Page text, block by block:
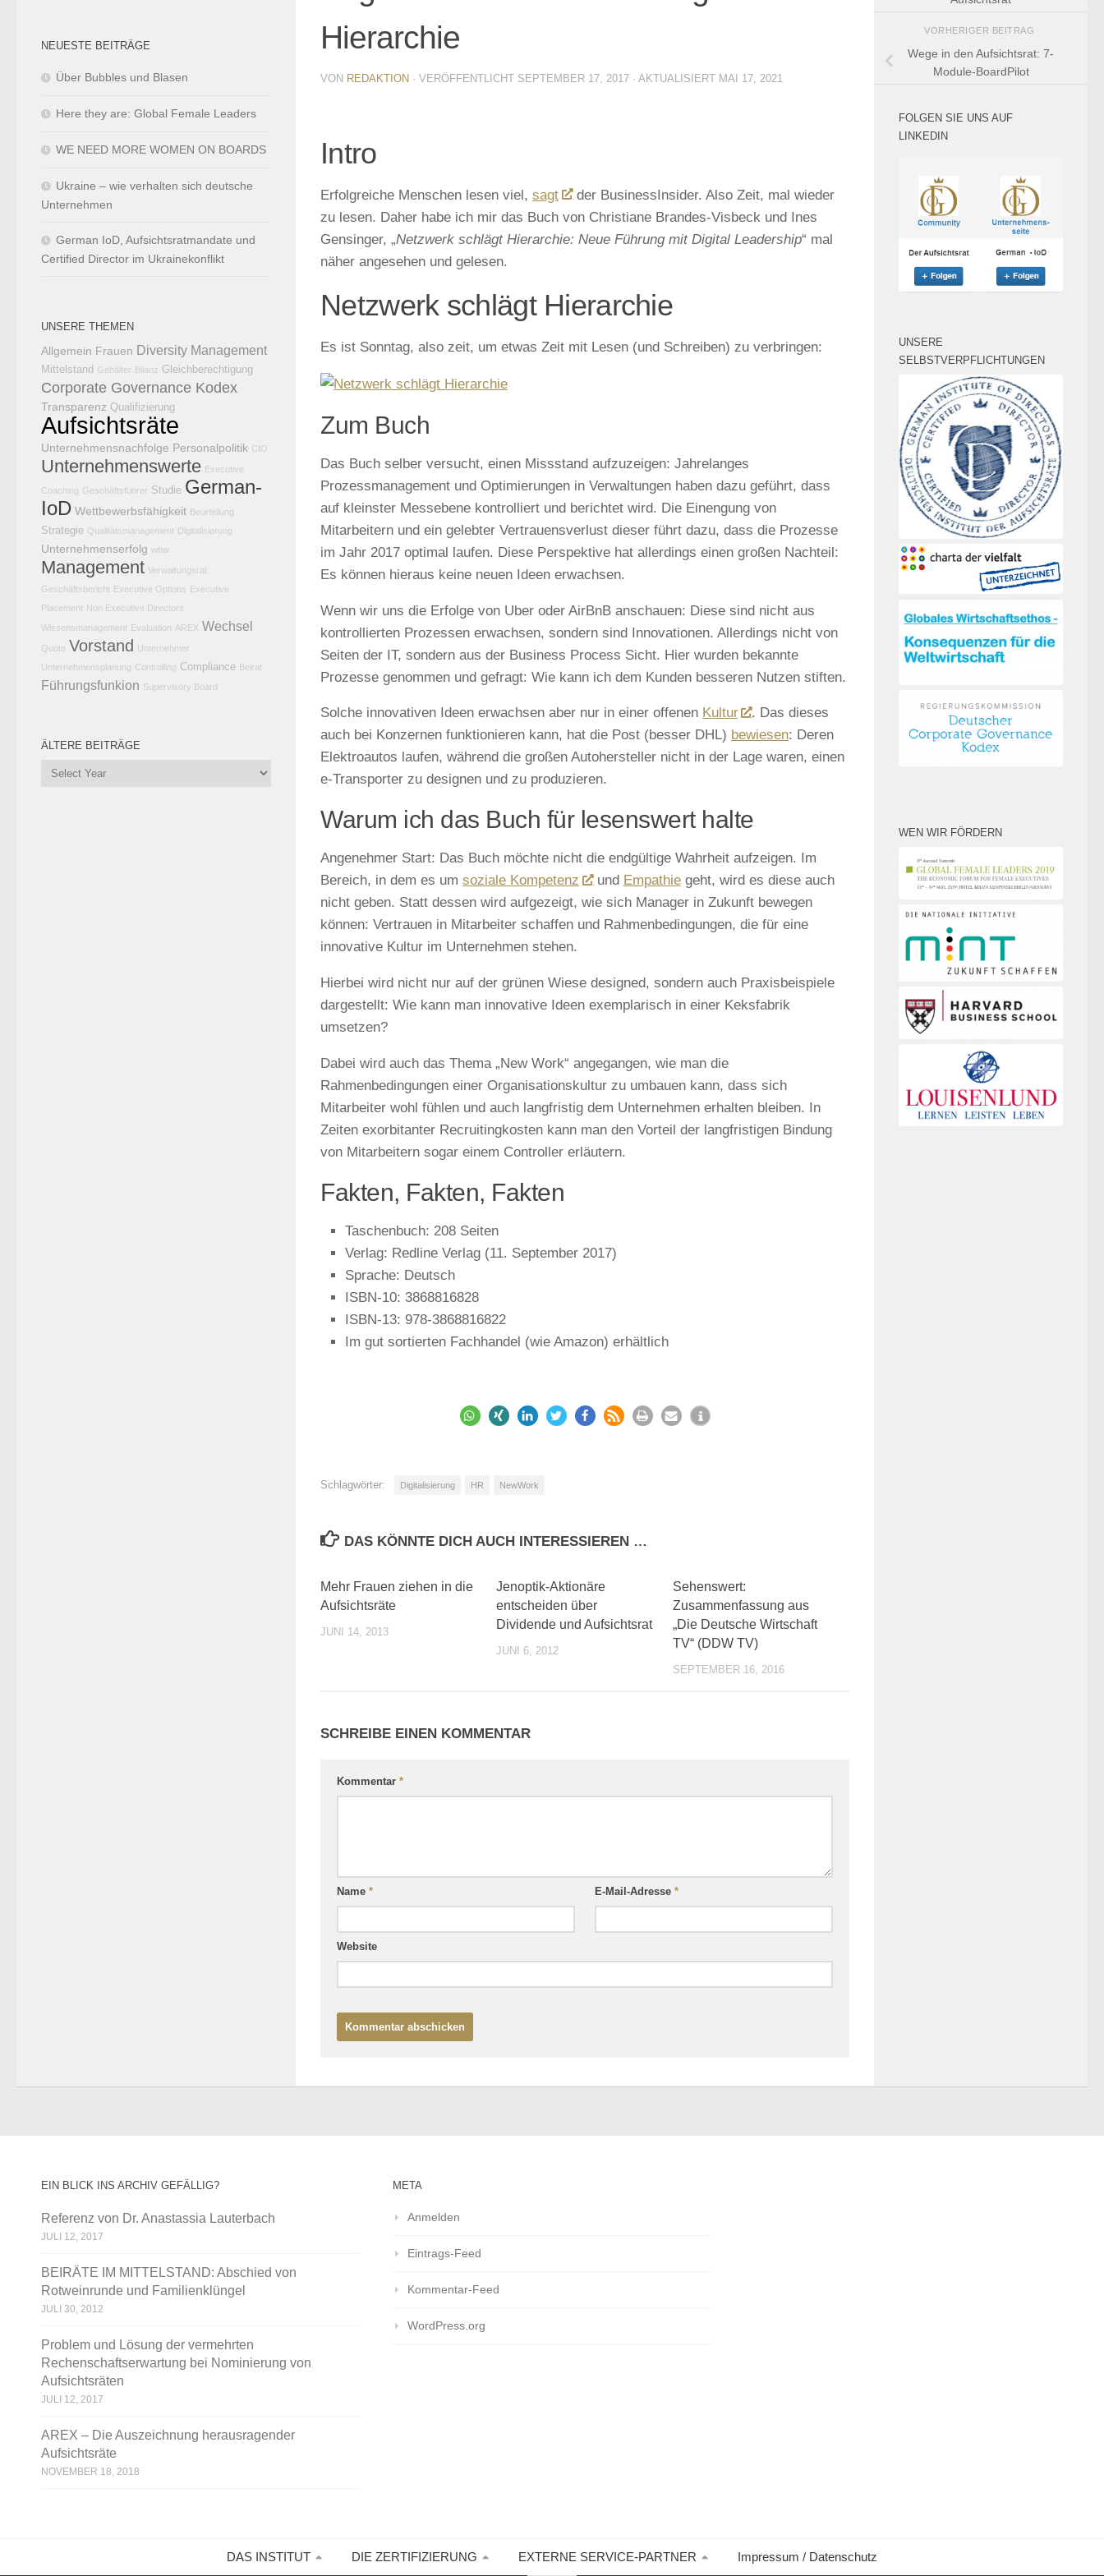
Hierarchie
VON REDAKTION · VERÖFFENTLICHT SEPTEMBER 17, 2017 · AKTUALISIERT MAI 17, 2021
Intro
Erfolgreiche Menschen lesen viel, sagt
der BusinessInsider. Also Zeit, mal wieder
zu lesen. Daher habe ich mir das Buch von Christiane Brandes-Visbeck und Ines
Gensinger, „Netzwerk schlägt Hierarchie: Neue Führung mit Digital Leadership“ mal
näher angesehen und gelesen.
Netzwerk schlägt Hierarchie
Es ist Sonntag, also zeit, um etwas Zeit mit Lesen (und Schreiben) zu verbringen:
Zum Buch
Das Buch selber versucht, einen Missstand aufzuzeigen: Jahrelanges
Prozessmanagement und Optimierungen in Verwaltungen haben dazu geführt, dass
auf kleinster Messebene kontrolliert und berichtet wird. Die Einengung von
Mitarbeitern und ein gelebter Vertrauensverlust dieser führt dazu, dass die Prozesse
im Jahr 2017 optimal laufen. Diese Perspektive hat allerdings einen großen Nachteil:
Es können hieraus keine neuen Ideen erwachsen.
Wenn wir uns die Erfolge von Uber oder AirBnB anschauen: Diese sind nicht aus
kontrollierten Prozessen erwachsen, sondern sind Innovationen. Allerdings nicht von
Seiten der IT, sondern aus der Business Process Sicht. Hier wurden bekannte
Prozesse genommen und gefragt: Wie kann ich dem Kunden besseren Nutzen stiften.
Solche innovativen Ideen erwachsen aber nur in einer offenen Kultur
. Das dieses
auch bei Konzernen funktionieren kann, hat die Post (besser DHL) bewiesen: Deren
Elektroautos laufen, während die großen Autohersteller nicht in der Lage waren, einen
e-Transporter zu designen und zu produzieren.
Warum ich das Buch für lesenswert halte
Angenehmer Start: Das Buch möchte nicht die endgültige Wahrheit aufzeigen. Im
Bereich, in dem es um soziale Kompetenz und Empathiegeht, wird es diese auch
nicht geben. Statt dessen wird aufgezeigt, wie sich Manager in Zukunft bewegen
können: Vertrauen in Mitarbeiter schaffen und Rahmenbedingungen, die für eine
innovative Kultur im Unternehmen stehen.
Hierbei wird nicht nur auf der grünen Wiese designed, sondern auch Praxisbeispiele
dargestellt: Wie kann man innovative Ideen exemplarisch in einer Keksfabrik
umsetzen?
Dabei wird auch das Thema „New Work“ angegangen, wie man die
Rahmenbedingungen einer Organisationskultur zu umbauen kann, dass sich
Mitarbeiter wohl fühlen und auch langfristig dem Unternehmen erhalten bleiben. In
Zeiten exorbitanter Recruitingkosten kann man den Vorteil der langfristigen Bindung
von Mitarbeitern sogar einem Controller erläutern.
Fakten, Fakten, Fakten
Taschenbuch: 208 Seiten
Verlag: Redline Verlag (11. September 2017)
Sprache: Deutsch
ISBN-10: 3868816828
ISBN-13: 978-3868816822
Im gut sortierten Fachhandel (wie Amazon) erhältlich
Schlagwörter: Digitalisierung HR NewWork
DAS KÖNNTE DICH AUCH INTERESSIEREN …
Mehr Frauen ziehen in die
Aufsichtsräte
JUNI 14, 2013
Jenoptik-Aktionäre
entscheiden über
Dividende und Aufsichtsrat
JUNI 6, 2012
Sehenswert:
Zusammenfassung aus
„Die Deutsche Wirtschaft
TV“ (DDW TV)
SEPTEMBER 16, 2016
SCHREIBE EINEN KOMMENTAR
Kommentar *
Name * E-Mail-Adresse*
Website
NEUESTE BEITRÄGE
Über Bubbles und Blasen
Here they are: Global Female Leaders
WE NEED MORE WOMEN ON BOARDS
Ukraine – wie verhalten sich deutsche
Unternehmen
German IoD, Aufsichtsratmandate und
Certified Director im Ukrainekonflikt
UNSERE THEMEN
Allgemein Frauen Diversity Management
Mittelstand Gehälter Bilanz Gleichberechtigung
Corporate Governance Kodex
Transparenz Qualifizierung
Aufsichtsräte
Unternehmensnachfolge Personalpolitik CIO
Unternehmenswerte Executive
Coaching Geschäftsführer Studie German-
IoD Wettbewerbsfähigkeit Beurteilung
Strategie Qualitätsmanagement Digitalisierung
Unternehmenserfolg wbw
Management Verwaltungsrat
Geschäftsbericht Executive Options Executive
Placement Non Executive Directors
Wissensmanagement Evaluation AREX Wechsel
Quote Vorstand Unternehmer
Unternehmensplanung Controlling Compliance Beirat
Führungsfunkion Supervisory Board
ÄLTERE BEITRÄGE
VORHERIGER BEITRAG
Wege in den Aufsichtsrat: 7-
Module-BoardPilot
FOLGEN SIE UNS AUF
LINKEDIN
UNSERE
SELBSTVERPFLICHTUNGEN
WEN WIR FÖRDERN
EIN BLICK INS ARCHIV GEFÄLLIG?
Referenz von Dr. Anastassia Lauterbach
JULI 12, 2017
BEIRÄTE IM MITTELSTAND: Abschied von
Rotweinrunde und Familienklüngel
JULI 30, 2012
Problem und Lösung der vermehrten
Rechenschaftserwartung bei Nominierung von
Aufsichtsräten
JULI 12, 2017
AREX – Die Auszeichnung herausragender
Aufsichtsräte
NOVEMBER 18, 2018
META
Anmelden
Eintrags-Feed
Kommentar-Feed
WordPress.org
DAS INSTITUT DIE ZERTIFIZIERUNG EXTERNE SERVICE-PARTNER Impressum / Datenschutz